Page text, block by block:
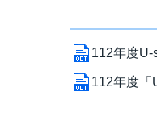
112年度U-
112年度「